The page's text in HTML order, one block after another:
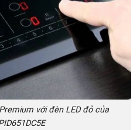
với đèn LED đỏ của